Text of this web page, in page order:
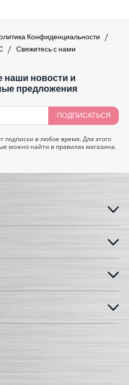
Конфиденциальности
Свяжитесь с нами
наши новости и
предложения
ПОДПИСАТЬСЯ
подписки в любое время. Для этого
можно найти в правилах магазина.